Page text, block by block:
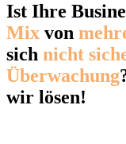
Ist Ihre
Mix von
sich nicht
Überwachung
wir lösen!